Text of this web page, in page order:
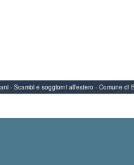
- Scambi e soggiorni all'estero - Comune